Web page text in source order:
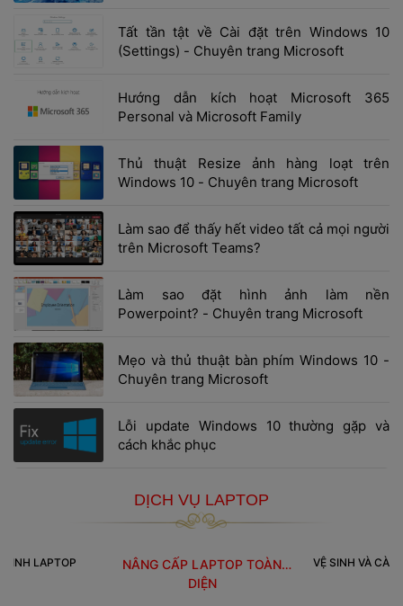
Tất tần tật về Cài đặt trên Windows 10
(Settings) - Chuyên trang Microsoft
Hướng dẫn kích hoạt Microsoft 365
Personal và Microsoft Family
Thủ thuật Resize ảnh hàng loạt trên
Windows 10 - Chuyên trang Microsoft
Làm sao để thấy hết video tất cả mọi người
trên Microsoft Teams?
Làm sao đặt hình ảnh làm nền
Powerpoint? - Chuyên trang Microsoft
Mẹo và thủ thuật bàn phím Windows 10 -
Chuyên trang Microsoft
Lỗi update Windows 10 thường gặp và
cách khắc phục
DỊCH VỤ LAPTOP
LAPTOP
NÂNG CẤP LAPTOP TOÀN
DIỆN
VỆ SINH VÀ CÀI